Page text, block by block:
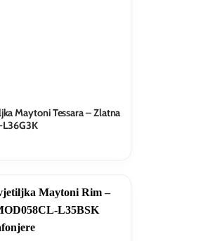
Maytoni Tessara – Zlatna